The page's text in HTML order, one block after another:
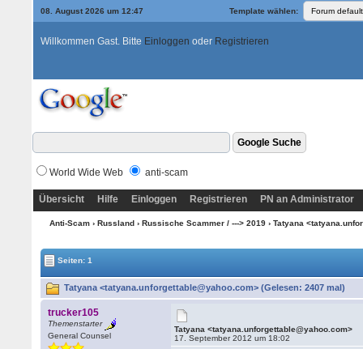
08. August 2026 um 12:47 Template wählen:
Willkommen Gast. Bitte Einloggen oder Registrieren
World Wide Web anti-scam
Übersicht Hilfe Einloggen Registrieren PN an Administrator
Anti-Scam› Russland› Russische Scammer / ---> 2019› Tatyana
Seiten: 1
Tatyana <tatyana.unforgettable@yahoo.com> (Gelesen: 2407 mal)
trucker105
Themenstarter
General Counsel
Tatyana <tatyana.unforgettable@yahoo.com>
17. September 2012 um 18:02